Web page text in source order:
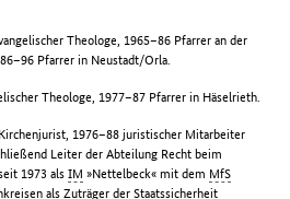
Theologe, 1965–86 Pfarrer an der
Pfarrer in Neustadt/Orla.
Theologe, 1977–87 Pfarrer in Häselrieth.
1976–88 juristischer Mitarbeiter
Leiter der Abteilung Recht beim
1973 alsIM »Nettelbeck« mit dem MfS
als Zuträger der Staatssicherheit